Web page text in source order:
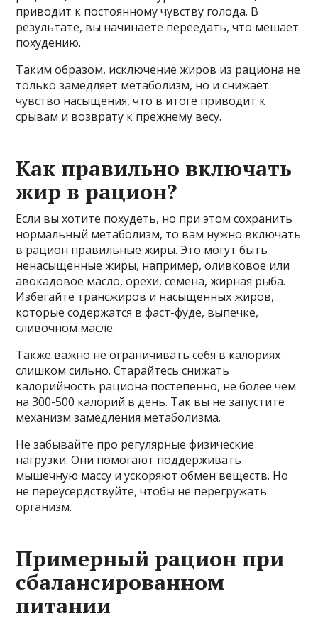
приводит к постоянному чувству голода. В
результате, вы начинаете переедать, что мешает
похудению.
Таким образом, исключение жиров из рациона не
только замедляет метаболизм, но и снижает
чувство насыщения, что в итоге приводит к
срывам и возврату к прежнему весу.
Как правильно включать
жир в рацион?
Если вы хотите похудеть, но при этом сохранить
нормальный метаболизм, то вам нужно включать
в рацион правильные жиры. Это могут быть
ненасыщенные жиры, например, оливковое или
авокадовое масло, орехи, семена, жирная рыба.
Избегайте трансжиров и насыщенных жиров,
которые содержатся в фаст-фуде, выпечке,
сливочном масле.
Также важно не ограничивать себя в калориях
слишком сильно. Старайтесь снижать
калорийность рациона постепенно, не более чем
на 300-500 калорий в день. Так вы не запустите
механизм замедления метаболизма.
Не забывайте про регулярные физические
нагрузки. Они помогают поддерживать
мышечную массу и ускоряют обмен веществ. Но
не переусердствуйте, чтобы не перегружать
организм.
Примерный рацион при
сбалансированном
питании